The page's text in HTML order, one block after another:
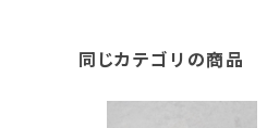
同じカテゴリの商品